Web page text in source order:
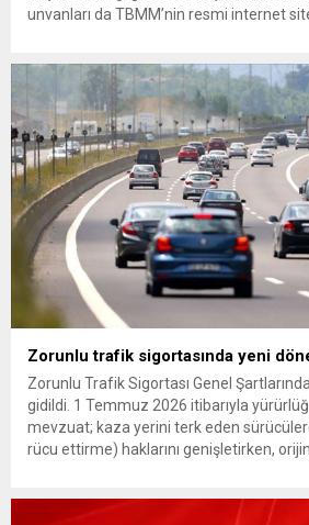
unvanları da TBMM’nin resmi internet
çıkarma cezası uygulanmak üzere
(YDK) sevk edilen ve partideki tüm
Zorunlu trafik sigortasında yeni
Zorunlu Trafik Sigortası Genel
gidildi. 1 Temmuz 2026 itibarıyla
mevzuat; kaza yerini terk eden
rücu ettirme) haklarını genişletirken,
getiriyor. Hazine Müsteşarlığına bağlı